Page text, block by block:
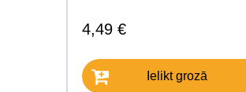
4,49 €
Ielikt grozā